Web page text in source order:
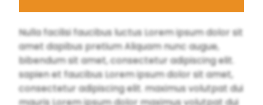
Nulla facilisi faucibus luctus Lorem ipsum dolor sit
amet dapibus pretium Aliquam nunc augue,
bibendum sit amet, consectetur adipiscing elit.
sapien et faucibus Lorem ipsum dolor sit amet,
consectetur adipiscing elit. maximus volutpat dui